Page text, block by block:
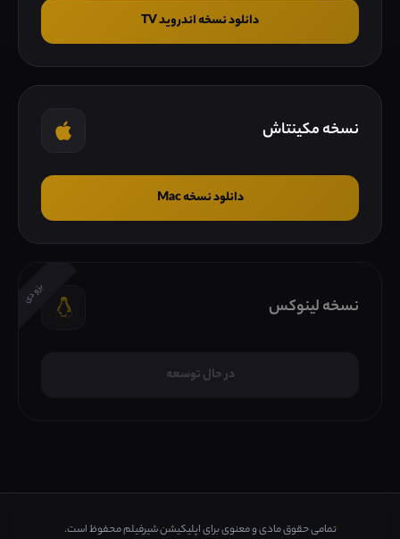
دانلود نسخه اندروید TV
نسخه مکینتاش
دانلود نسخه Mac
بزودی
نسخه لینوکس
در حال توسعه
تمامی حقوق مادی و معنوی برای اپلیکیشن شیرفیلم محفوظ است.